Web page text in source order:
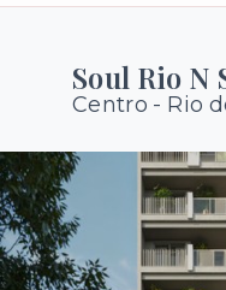
Soul Rio N
Centro - Rio